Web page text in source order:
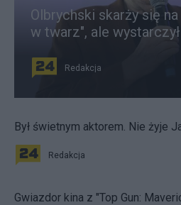
Olbrychski skarży się
w twarz", ale
Redakcja
Był świetnym aktorem. Nie żyje
Redakcja
Gwiazdor kina z "Top Gun: